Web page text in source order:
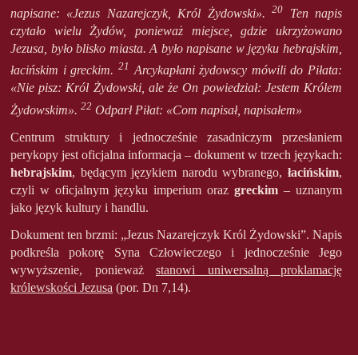
napisane: «Jezus Nazarejczyk, Król Żydowski».20 Ten napis
czytało wielu Żydów, ponieważ miejsce, gdzie ukrzyżowano
Jezusa, było blisko miasta. A było napisane w języku hebrajskim,
łacińskim i greckim. 21 Arcykapłani żydowscy mówili do Piłata:
«Nie pisz: Król Żydowski, ale że On powiedział: Jestem Królem
Żydowskim». 22 Odparł Piłat: «Com napisał, napisałem»
Centrum struktury i jednocześnie zasadniczym przesłaniem
perykopy jest oficjalna informacja – dokument w trzech językach:
hebrajskim, będącym językiem narodu wybranego, łacińskim,
czyli w oficjalnym języku imperium oraz greckim – uznanym
jako język kultury i handlu.
Dokument ten brzmi: „Jezus Nazarejczyk Król Żydowski”. Napis
podkreśla pokorę Syna Człowieczego i jednocześnie Jego
wywyższenie, ponieważ stanowi uniwersalną proklamację
królewskości Jezusa (por. Dn 7,14).